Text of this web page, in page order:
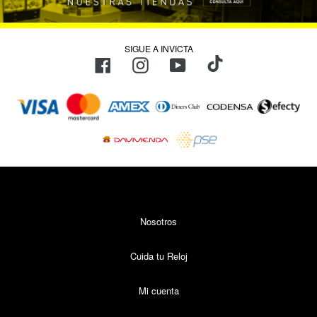
SIGUE A INVICTA
FacebookInstagramYouTubeTikTok
de
Nosotros
Cuida tu Reloj
Mi cuenta